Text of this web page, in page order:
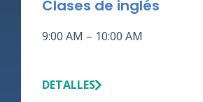
Clases de inglés
9:00 AM – 10:00 AM
DETALLES